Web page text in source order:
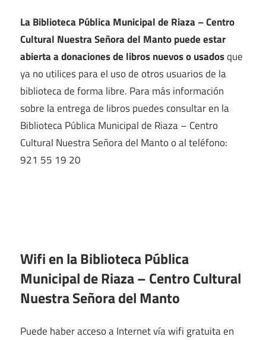
La Biblioteca Pública Municipal de Riaza – Centro
Cultural Nuestra Señora del Manto puede estar
abierta a donaciones de libros nuevos o usadosque
ya no utilices para el uso de otros usuarios de la
biblioteca de forma libre. Para más información
sobre la entrega de libros puedes consultar en la
Biblioteca Pública Municipal de Riaza – Centro
Cultural Nuestra Señora del Manto o al teléfono:
921 55 19 20
Wifi en laBiblioteca Pública
Municipal de Riaza – Centro Cultural
Nuestra Señora del Manto
Puede haber acceso a Internet vía wifi gratuita en